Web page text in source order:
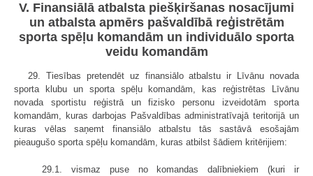
V. Finansiālā atbalsta piešķiršanas nosacījumi
un atbalsta apmērs pašvaldībā reģistrētām
sporta spēļu komandām un individuālo sporta
veidu komandām
29. Tiesības pretendēt uz finansiālo atbalstu ir Līvānu novada
sporta klubu un sporta spēļu komandām, kas reģistrētas Līvānu
novada sportistu reģistrā un fizisko personu izveidotām sporta
komandām, kuras darbojas Pašvaldības administratīvajā teritorijā un
kuras vēlas saņemt finansiālo atbalstu tās sastāvā esošajām
pieaugušo sporta spēļu komandām, kuras atbilst šādiem kritērijiem:
29.1. vismaz puse no komandas dalībniekiem (kuri ir